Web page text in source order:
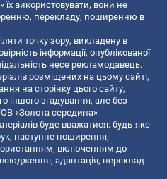
використовувати, вони не
перекладу, поширенню в
точку зору, викладену в
інформації, опублікованої
несе рекламодавець.
розміщених на цьому сайті,
на сторінку цього сайту,
іншого згадування, але без
«Золота середина»
буде вважатися: будь-яке
наступне поширення,
включенням до
адаптація, переклад